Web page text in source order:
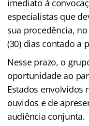
imediato à
especialistas que
sua procedência,
(30) dias contado a
Nesse prazo, o
oportunidade ao
Estados envolvidos
ouvidos e de
audiência conjunta.